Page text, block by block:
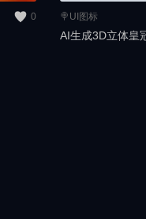
0 🍭UI图标
AI生成3D立体皇